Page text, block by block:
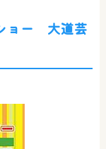
ョー 大道芸